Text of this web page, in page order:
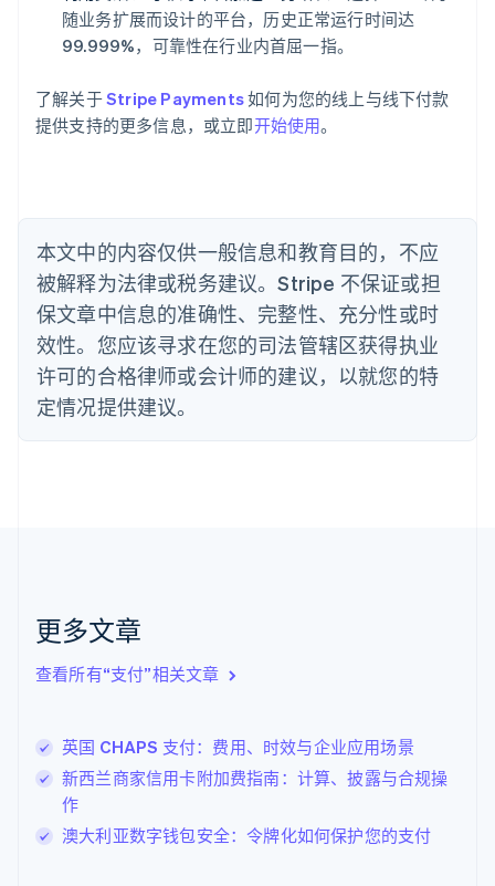
随业务扩展而设计的平台，历史正常运行时间达
99.999%，可靠性在行业内首屈一指。
了解关于Stripe Payments如何为您的线上与线下付款
提供支持的更多信息，或立即开始使用。
本文中的内容仅供一般信息和教育目的，不应
被解释为法律或税务建议。Stripe 不保证或担
保文章中信息的准确性、完整性、充分性或时
效性。您应该寻求在您的司法管辖区获得执业
许可的合格律师或会计师的建议，以就您的特
定情况提供建议。
更多文章
查看所有“支付”相关文章
英国 CHAPS 支付：费用、时效与企业应用场景
新西兰商家信用卡附加费指南：计算、披露与合规操
作
澳大利亚数字钱包安全：令牌化如何保护您的支付
奥地利
Deutsch English
澳大利亚
巴西
Português English
English
丹麦
English
德国
DeutschEnglish
法国
FrançaisEnglish
芬兰
EnglishSvenska
English Italiano
拉脱维亚
立陶宛
Deutsch English
卢森堡
Français DeutschEnglish
罗马尼亚
English